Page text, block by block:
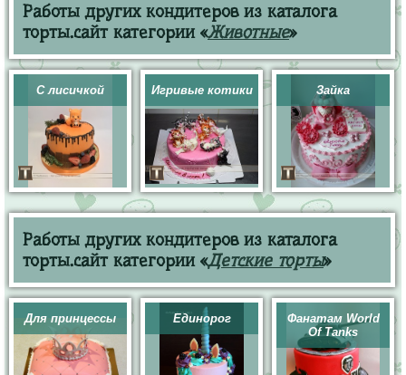
Работы других кондитеров из каталога
торты.сайт категории «Животные»
С лисичкой Игривые котики Зайка
Работы других кондитеров из каталога
торты.сайт категории «Детские торты»
Для принцессы Единорог
Фанатам World
Of Tanks